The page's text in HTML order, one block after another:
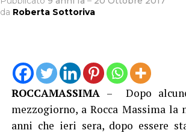
da Roberta Sottoriva
ROCCAMASSIMA – Dopo
mezzogiorno, a Rocca Massima
anni che ieri sera, dopo essere